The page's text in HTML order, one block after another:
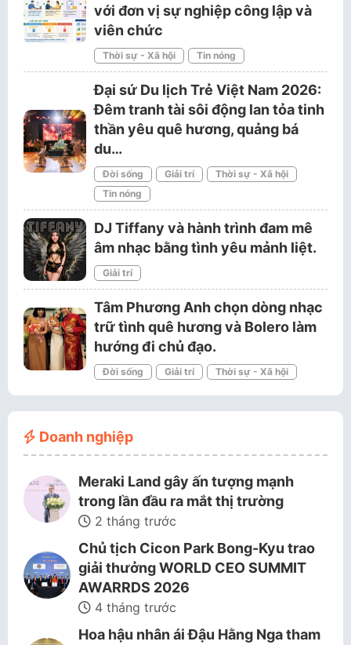
với đơn vị sự nghiệp công lập và
viên chức
Thời sự - Xã hội Tin nóng
Đại sứ Du lịch Trẻ Việt Nam 2026:
Đêm tranh tài sôi động lan tỏa tinh
thần yêu quê hương, quảng bá
du…
Đời sống Giải trí
Thời sự - Xã hội
Tin nóng
DJ Tiffany và hành trình đam mê
âm nhạc bằng tình yêu mảnh liệt.
Giải trí
Tâm Phương Anh chọn dòng nhạc
trữ tình quê hương và Bolero làm
hướng đi chủ đạo.
Đời sống Giải trí Thời sự - Xã hội
Doanh nghiệp
Meraki Land gây ấn tượng mạnh
trong lần đầu ra mắt thị trường
2 tháng trước
Chủ tịch Cicon Park Bong-Kyu trao
giải thưởng WORLD CEO SUMMIT
AWARRDS 2026
4 tháng trước
Hoa hậu nhân ái Đậu Hằng Nga tham